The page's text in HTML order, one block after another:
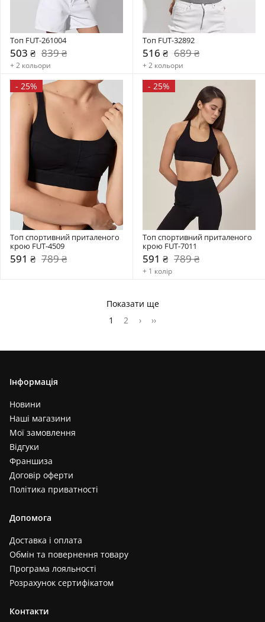
Топ FUT-261004
503 ₴ 839 ₴
+ 2 кольори
Топ FUT-32892
516 ₴ 689 ₴
+ 2 кольори
- 25%
Топ спортивний приталеного
крою FUT-4509
591 ₴ 789 ₴
- 25%
Топ спортивний приталеного
крою FUT-7011
591 ₴ 789 ₴
+ 1 колір
Показати ще
1
2 › ››
Інформація
Новини
Наші магазини
Мої замовлення
Відгуки
Франшиза
Договір оферти
Політика приватності
Допомога
Доставка і оплата
Обмін та повернення товару
Програма лояльності
Розрахунок сертифікатом
Контакти